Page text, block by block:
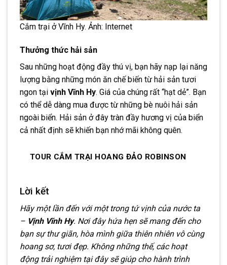
Cắm trại ở Vĩnh Hy. Ảnh: Internet
Thưởng thức hải sản
Sau những hoạt động đầy thú vị, bạn hãy nạp lại năng
lượng bằng những món ăn chế biến từ hải sản tươi
ngon tại vịnh Vĩnh Hy. Giá của chúng rất “hạt dẻ”. Bạn
có thể dễ dàng mua được từ những bè nuôi hải sản
ngoài biển. Hải sản ở đây tràn đầy hương vị của biển
cả nhất định sẽ khiến bạn nhớ mãi không quên.
TOUR CẮM TRẠI HOANG ĐẢO ROBINSON
Lời kết
Hãy một lần đến với một trong tứ vịnh của nước ta
– Vịnh Vĩnh Hy. Nơi đây hứa hẹn sẽ mang đến cho
bạn sự thư giãn, hòa mình giữa thiên nhiên vô cùng
hoang sơ, tươi đẹp. Không những thế, các hoạt
động trải nghiệm tại đây sẽ giúp cho hành trình